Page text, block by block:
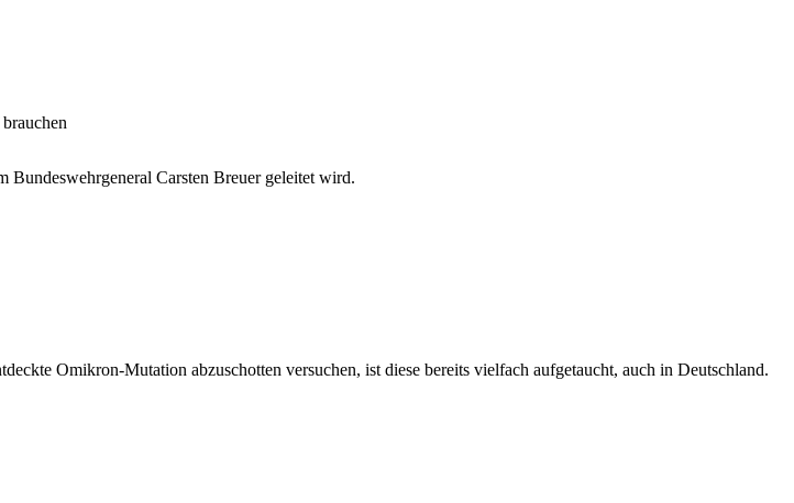
Bundeswehrgeneral Carsten Breuer geleitet wird.
Omikron-Mutation abzuschotten versuchen, ist diese bereits vielfach aufgetaucht, auch in Deutschland.